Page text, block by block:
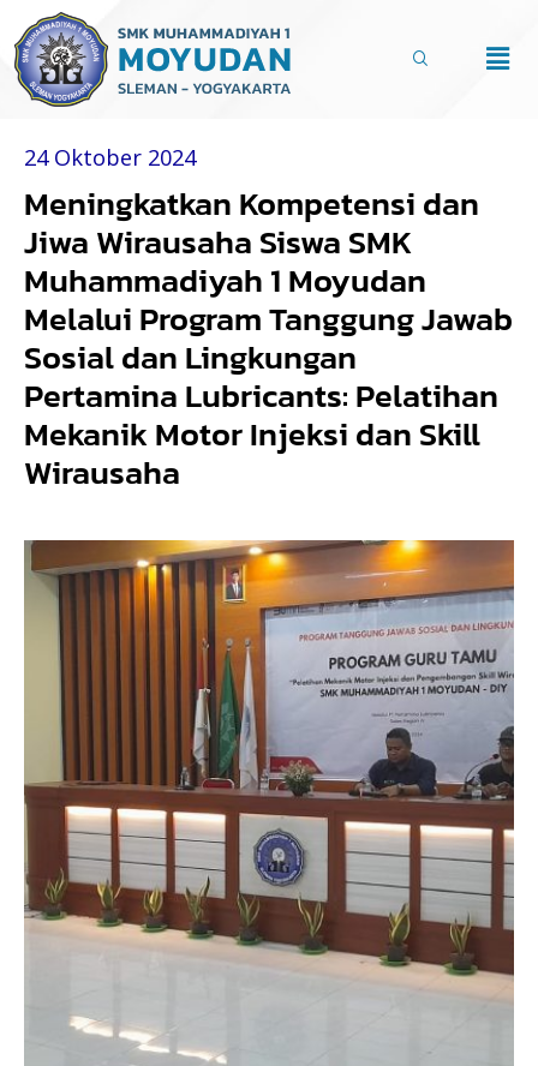
Lewati
konten
24 Oktober 2024
Meningkatkan Kompetensi dan
Jiwa Wirausaha Siswa SMK
Muhammadiyah 1 Moyudan
Melalui Program Tanggung Jawab
Sosial dan Lingkungan
Pertamina Lubricants: Pelatihan
Mekanik Motor Injeksi dan Skill
Wirausaha